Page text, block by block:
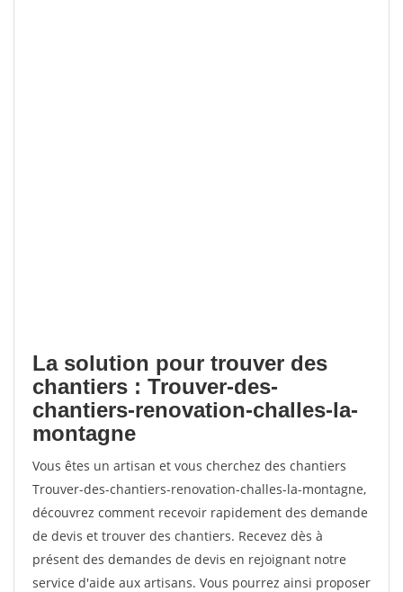
La solution pour trouver des
chantiers : Trouver-des-
chantiers-renovation-challes-la-
montagne
Vous êtes un artisan et vous cherchez des chantiers
Trouver-des-chantiers-renovation-challes-la-montagne,
découvrez comment recevoir rapidement des demande
de devis et trouver des chantiers. Recevez dès à
présent des demandes de devis en rejoignant notre
service d'aide aux artisans. Vous pourrez ainsi proposer